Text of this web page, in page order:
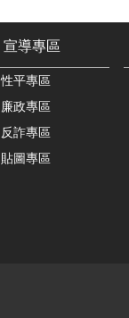
宣導專區
性平專區
廉政專區
反詐專區
貼圖專區